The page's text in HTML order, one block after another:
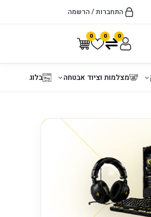
התחברות / הרשמה
0 0 0
מצלמות וציוד אבטחה בלוג